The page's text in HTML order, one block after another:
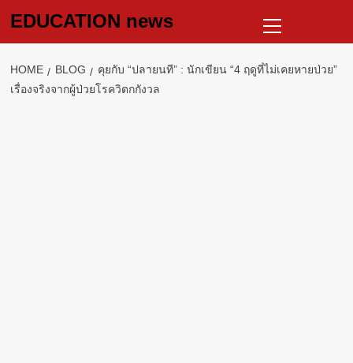
EDUCATION news
Menu
HOME BLOG
คุยกับ “ปลายนที” : นักเขียน “4 ฤดูที่ไม่เคยหายป่วย”
เรื่องจริงจากผู้ป่วยโรควิตกกังวล